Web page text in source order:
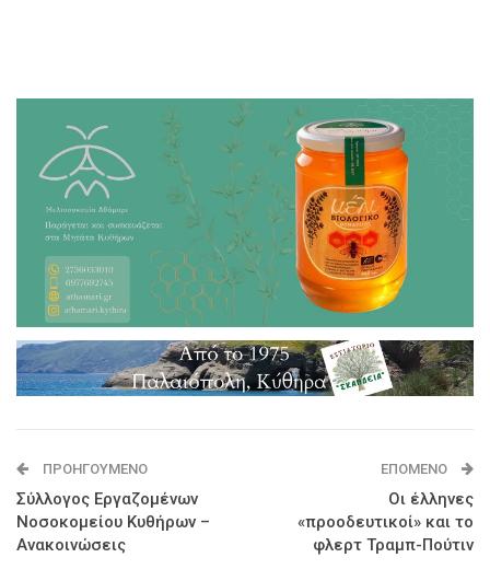
ΠΡΟΗΓΟΎΜΕΝΟ
Σύλλογος Εργαζομένων
Νοσοκομείου Κυθήρων –
Ανακοινώσεις
ΕΠΌΜΕΝΟ
Οι έλληνες
«προοδευτικοί» και το
φλερτ Τραμπ-Πούτιν